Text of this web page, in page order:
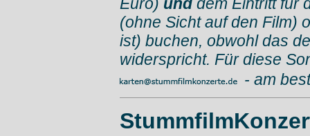
Euro) unddem Eintritt für
(ohne Sicht auf den Film)
ist) buchen, obwohl das
widerspricht. Für diese
- am